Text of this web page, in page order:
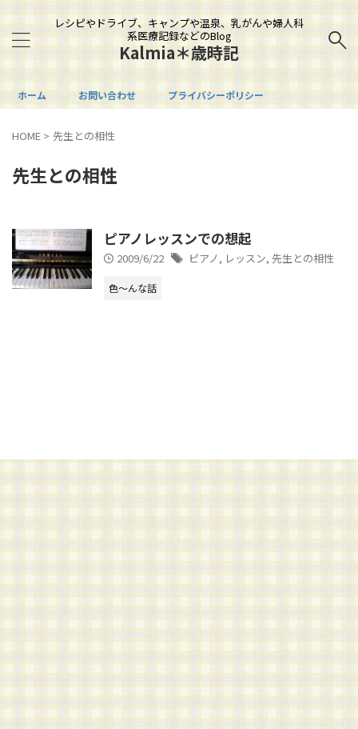
レシピやドライブ、キャンプや温泉、乳がんや婦人科
系医療記録などのBlog
Kalmia＊歳時記
ホーム お問い合わせ プライバシーポリシー
HOME > 先生との相性
先生との相性
ピアノレッスンでの想起
2009/6/22 ピアノ , レッスン, 先生との相性
色～んな話